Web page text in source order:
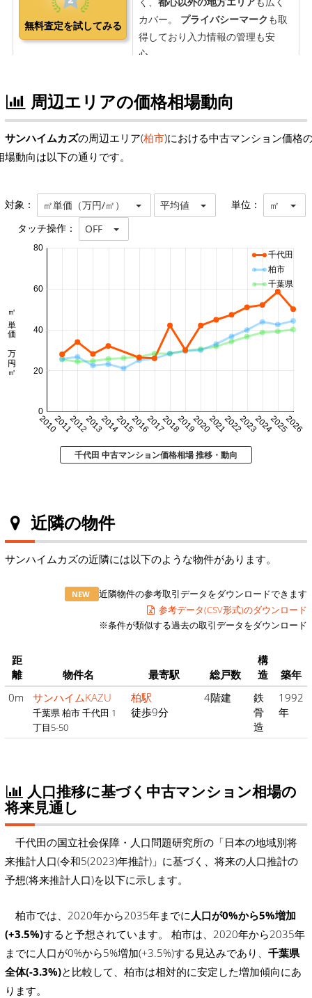
周辺エリアの価格相場動向
サンハイムカズの周辺エリア(柏市)における中古マンション価格
場動向は以下の通りです。
対象： ㎡単価（万円/㎡） 平均値 単位： ㎡
タッチ操作： OFF
20102011201220132014201520162017201820192020202120222023202420252026
0
20
40
60
80
㎡単価 万円/㎡
千代田
柏市
千葉県
千代田 中古マンション価格相場 推移・動向
近隣の物件
サンハイムカズの近隣には以下のような物件があります。
NEW
近隣物件の参考取引データをダウンロードできます
参考データ(CSV形式)のダウンロード
※条件が類似する過去の取引データをダウンロード
距
離
物件名 最寄駅 総戸数
構
造
築年
0m
サンハイムKAZU
千葉県 柏市 千代田 1
丁目5-50
柏駅
徒歩9分
4階建
鉄
骨
造
1992
年
人口推移に基づく中古マンション相場の
将来見通し
千代田の国立社会保障・人口問題研究所の「日本の地域別将
来推計人口(令和5(2023)年推計)」に基づく、将来の人口推計の
予想(将来推計人口)を以下に示します。
柏市では、2020年から2035年までに 人口が0%から5%増加
(+3.5%)すると予想されています。 柏市は、2020年から2035年
までに人口が0%から5%増加(+3.5%)する見込みであり、 千葉県
全体(-3.3%)と比較して、柏市は相対的に安定した増加傾向にあ
ります。